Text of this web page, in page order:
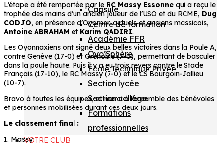
Capsule
Centre de formation
Académie FFR
Oyo’Sphère
École Technique Privée
Section lycée
Section collège
Formations
professionnelles
VOTRE CLUB
L’étape a été remportée par le RC Massy Essonne qui a reçu le
trophée des mains d’un ancien joueur de l’USO et du RCME, Dug
CODJO, en présence d’Oyomen actuels et anciens massicois,
Antoine ABRAHAM et Karim QADIRI.
Les Oyonnaxiens ont signé deux belles victoires dans la Poule A,
contre Genève (17-0) et Grenoble (7-0), permettant de basculer
dans la poule haute. Puis il y a eu trois revers contre le Stade
Français (17-10), le RC Massy (7-0) et le CS Bourgoin-Jallieu
(10-7).
Bravo à toutes les équipes, et merci à l’ensemble des bénévoles
et personnes mobilisées durant ces deux jours.
Le classement final :
1. Massy